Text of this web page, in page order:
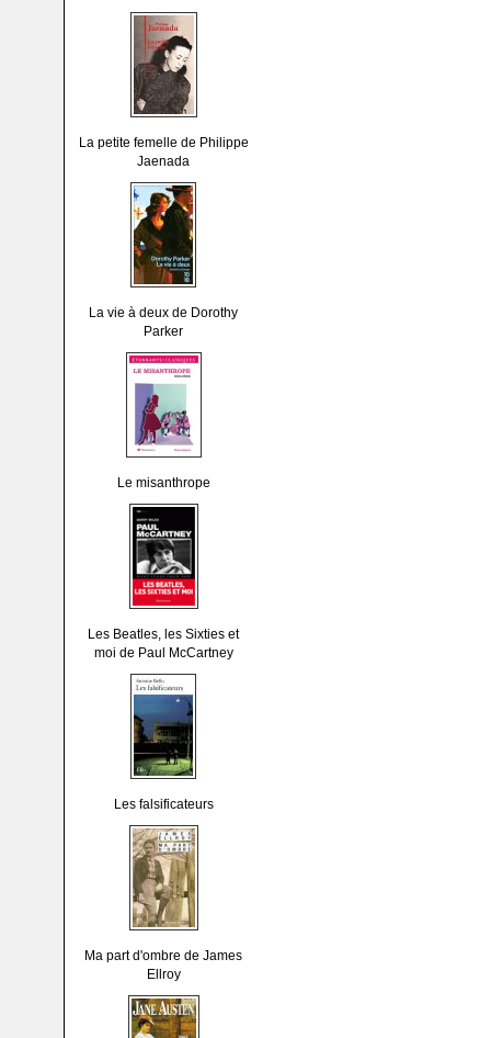
La petite femelle de Philippe
Jaenada
La vie à deux de Dorothy
Parker
Le misanthrope
Les Beatles, les Sixties et
moi de Paul McCartney
Les falsificateurs
Ma part d'ombre de James
Ellroy